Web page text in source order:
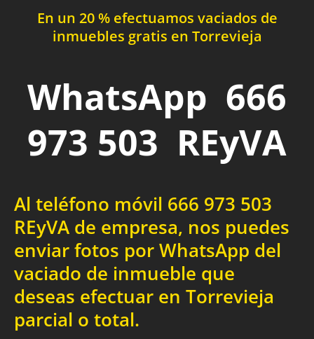
En un 20 % efectuamos vaciados de
inmuebles gratis en Torrevieja
WhatsApp 666
973 503 REyVA
Al teléfono móvil 666 973 503
REyVA de empresa, nos puedes
enviar fotos por WhatsApp del
vaciado de inmueble que
deseas efectuar en Torrevieja
parcial o total.